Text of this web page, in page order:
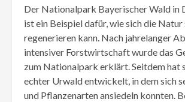
Der Nationalpark Bayerischer Wald in
ist ein Beispiel dafür, wie sich die
regenerieren kann. Nach jahrelanger
intensiver Forstwirtschaft wurde das
zum Nationalpark erklärt. Seitdem hat
echter Urwald entwickelt, in dem sich
und Pflanzenarten ansiedeln konnten.